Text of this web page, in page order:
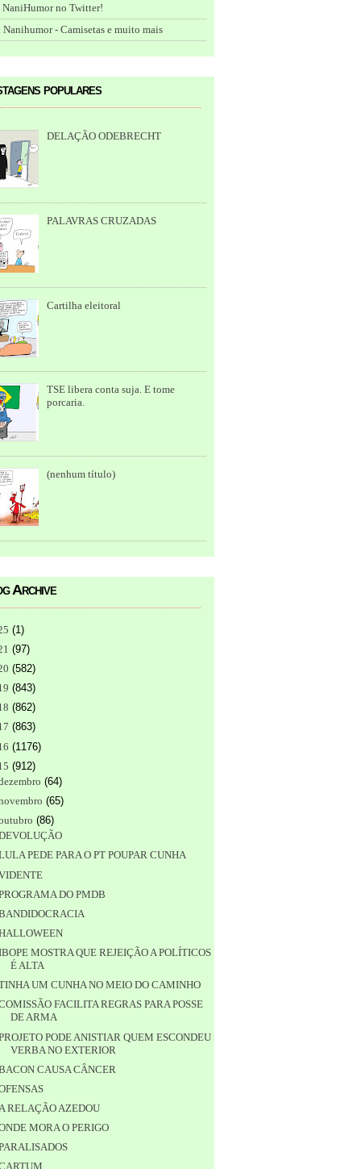
NaniHumor no Twitter!
- Camisetas e muito mais
populares
DELAÇÃO ODEBRECHT
PALAVRAS CRUZADAS
Cartilha eleitoral
TSE libera conta suja. E tome
porcaria.
(nenhum título)
Archive
(1 )
(97)
(582)
(843)
(862)
(863)
(1176)
(912)
(64)
(65)
(86)
PEDE PARA O PT POUPAR CUNHA
DO PMDB
MOSTRA QUE REJEIÇÃO A POLÍTICOS
É ALTA
UM CUNHA NO MEIO DO CAMINHO
FACILITA REGRAS PARA POSSE
DE ARMA
PODE ANISTIAR QUEM ESCONDEU
VERBA NO EXTERIOR
CAUSA CÂNCER
RELAÇÃO AZEDOU
MORA O PERIGO